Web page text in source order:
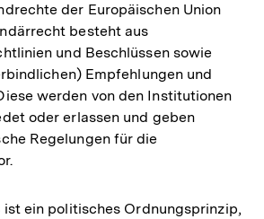
der Europäischen Union
besteht aus
und Beschlüssen sowie
Empfehlungen und
werden von den Institutionen
oder erlassen und geben
Regelungen für die
ist ein politisches Ordnungsprinzip,